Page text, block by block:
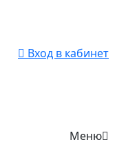
Вход в кабинет
Меню